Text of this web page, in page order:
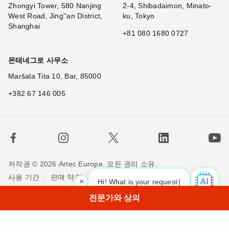
Hi! What is your request? 👀
×
Zhongyi Tower, 580 Nanjing
West Road, Jing''an District,
Shanghai
2-4, Shibadaimon, Minato-
ku, Tokyo
+81 080 1680 0727
몬테네그로 사무소
Maršala Tita 10, Bar, 85000
+382 67 146 005
저작권 © 2026 Artec Europe. 모든 권리 소유.
사용 기간
판매 약관
전문가와 상의